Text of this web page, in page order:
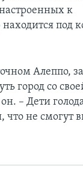
к
под
Алеппо,
город со
– Дети
не смогут